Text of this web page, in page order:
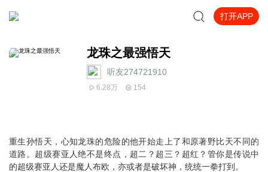
打开APP
龙珠之最强悟天
听友274721910
6.28万 154
重生孙悟天，心知龙珠的危险的他开始走上了和原著野比天不同的
道路。超级赛亚人绝不是终点，超二？超三？超红？管你是传说中
的超级赛亚人还是魔人布欧，亦或者是破坏神，统统一拳打到。